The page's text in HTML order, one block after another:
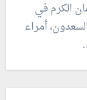
الكرم في
أمراء